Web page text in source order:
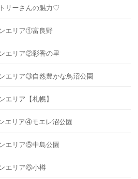
リーさんの魅力♡
エリア①富良野
エリア②彩香の里
エリア③自然豊かな鳥沼公園
エリア【札幌】
エリア④モエレ沼公園
エリア⑤中島公園
エリア⑥小樽